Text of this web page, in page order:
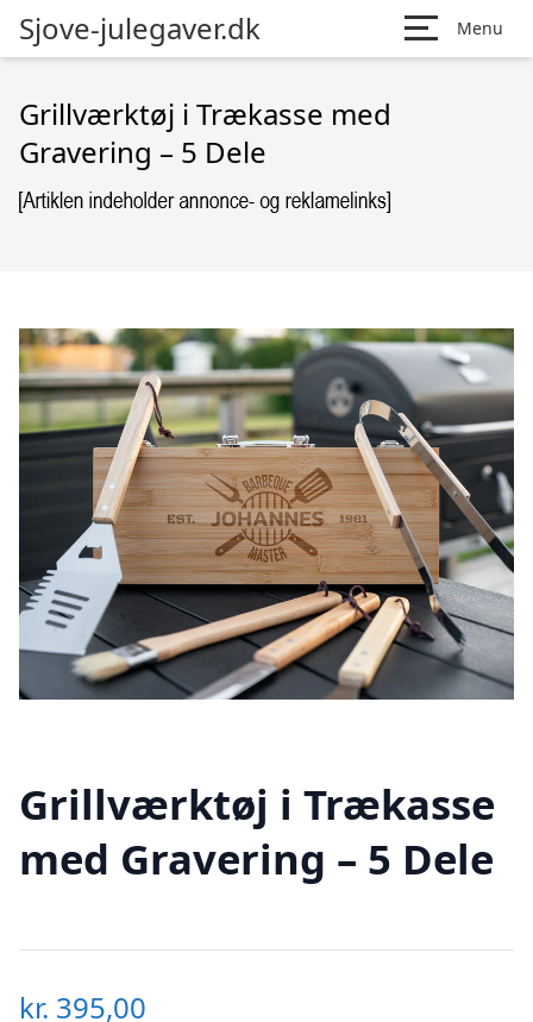
Sjove-julegaver.dk Menu
Grillværktøj i Trækasse med
Gravering – 5 Dele
Grillværktøj i Trækasse
med Gravering – 5 Dele
kr. 395,00